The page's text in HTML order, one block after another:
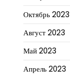
Октябрь 2023
Август 2023
Май 2023
Апрель 2023